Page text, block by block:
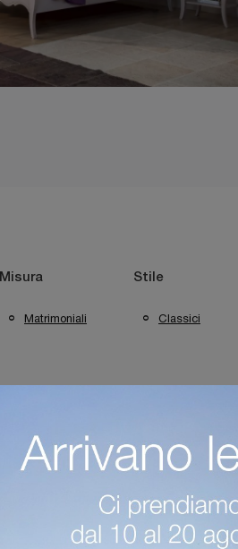
Misura
Matrimoniali
Stile
Classici